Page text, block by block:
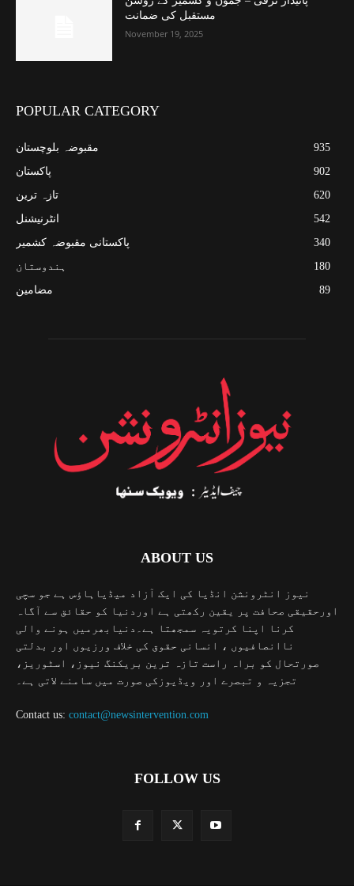
مستقبل کی ضمانت
November 19, 2025
POPULAR CATEGORY
مقبوضہ بلوچستان
935
پاکستان
902
تازہ ترین
620
انٹرنیشنل
542
پاکستانی مقبوضہ کشمیر
340
ہندوستان
180
مضامین
89
ABOUT US
نیوز انٹرونشن انڈیا کی ایک آزاد میڈیاہاؤس ہے جو سچی
اورحقیقی صحافت پر یقین رکھتی ہے اوردنیا کو حقائق سے آگاہ
کرنا اپنا کرتویہ سمجھتا ہے۔دنیابھرمیں ہونے والی
ناانصافیوں ، انسانی حقوق کی خلاف ورزیوں اور بدلتی
صورتحال کو براہ راست تازہ ترین بریکنگ نیوز، اسٹوریز،
تجزیہ و تبصرے اور ویڈیوزکی صورت میں سامنے لاتی ہے۔
Contact us: contact@newsintervention.com
FOLLOW US